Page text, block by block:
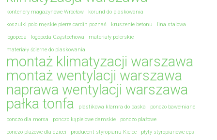
kontenery magazynowe Wrocław
korund do piaskowania
koszulki polo męskie pierre cardin poznań
kruszenie betonu
lina stalowa
logopeda
logopeda Częstochowa
materiały polerskie
materiały ścierne do piaskowania
montaż klimatyzacji warszawa
montaż wentylacji warszawa
naprawa wentylacji warszawa
pałka tonfa
plastikowa klamra do paska
ponczo bawełniane
ponczo dla morsa
ponczo kąpielowe damskie
ponczo plażowe
ponczo plażowe dla dzieci
producent styropianu Kielce
płyty styropianowe eps